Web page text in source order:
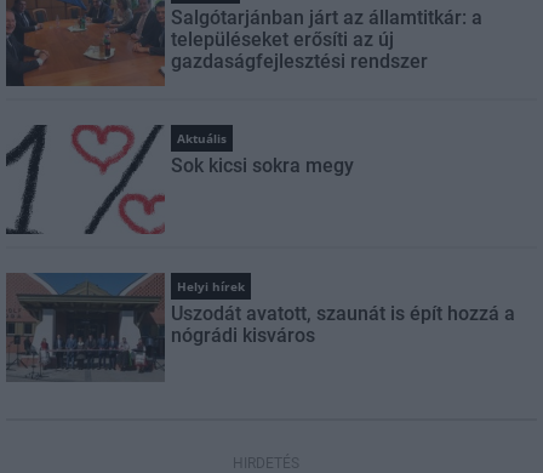
Salgótarjánban járt az államtitkár: a
településeket erősíti az új
gazdaságfejlesztési rendszer
Aktuális
Sok kicsi sokra megy
Helyi hírek
Uszodát avatott, szaunát is épít hozzá a
nógrádi kisváros
HIRDETÉS